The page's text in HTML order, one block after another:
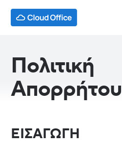
Πολιτική
Απορρήτου
ΕΙΣΑΓΩΓΗ